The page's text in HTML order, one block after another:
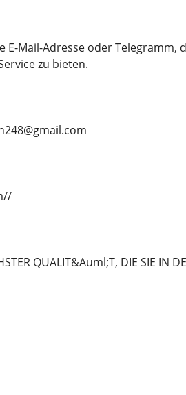
Mail-Adresse oder Telegramm,
zu bieten.
QUALIT&Auml;T, DIE SIE IN